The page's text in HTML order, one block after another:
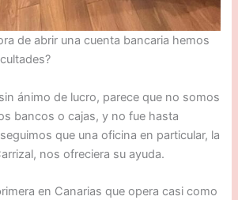
de abrir una cuenta bancaria hemos
ánimo de lucro, parece que no somos
bancos o cajas, y no fue hasta
que una oficina en particular, la
nos ofreciera su ayuda.
en Canarias que opera casi como